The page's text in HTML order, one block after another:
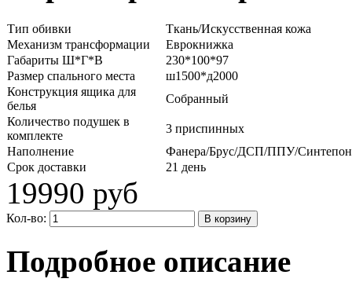
Тип обивки
Ткань/Искусственная кожа
Механизм трансформации
Еврокнижка
Габариты Ш*Г*В
230*100*97
Размер спального места
ш1500*д2000
Конструкция ящика для
белья
Собранный
Количество подушек в
комплекте
3 приспинных
Наполнение
Фанера/Брус/ДСП/ППУ/
Срок доставки
21 день
19990 руб
Кол-во:
Подробное описание